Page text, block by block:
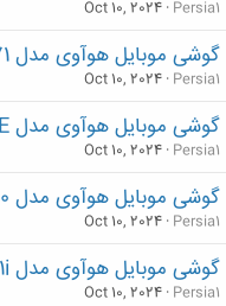
Persia1
Oct 10, 2024
گوشی موبایل هوآوی مدل nova Y71 دو سیم کارت ظرفیت 128 گیگابایت و رم 8 گیگابایت
Persia1
Oct 10, 2024
گوشی موبایل هوآوی مدل nova 10 SE دو سیم کارت ظرفیت 256 گیگابایت و رم 8 گیگابایت
Persia1
Oct 10, 2024
گوشی موبایل هوآوی مدل P50 دو سیم کارت ظرفیت 256 گیگابایت و رم 8 گیگابایت
Persia1
Oct 10, 2024
گوشی موبایل هوآوی مدل nova 11i دو سیم کارت ظرفیت 128 گیگابایت و رم 8 گیگابایت
Persia1
Oct 10, 2024